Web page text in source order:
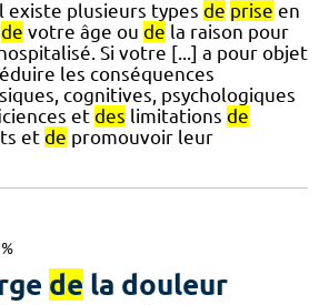
existe plusieurs types de prise en
de votre âge ou de la raison pour
Si votre [...] a pour objet
les conséquences
cognitives, psychologiques
et des limitations de
et de promouvoir leur
de la douleur